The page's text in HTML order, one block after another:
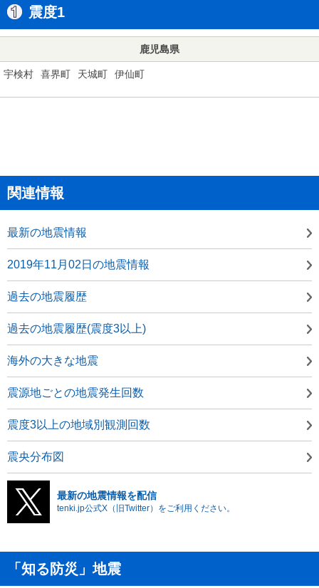
震度1
鹿児島県
宇検村 喜界町 天城町 伊仙町
関連情報
最新の地震情報
2019年11月02日の地震情報
過去の地震履歴
過去の地震履歴(震度3以上)
海外の大きな地震
震源地ごとの地震発生回数
震度3以上の地域別観測回数
震央分布図
最新の地震情報を配信
tenki.jp公式X（旧Twitter）をご利用ください。
「知る防災」地震